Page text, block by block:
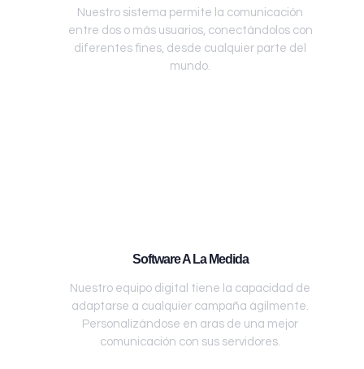
Nuestro sistema permite la comunicación
entre dos o más usuarios, conectándolos con
diferentes fines, desde cualquier parte del
mundo.
Software A La Medida
Nuestro equipo digital tiene la capacidad de
adaptarse a cualquier campaña ágilmente.
Personalizándose en aras de una mejor
comunicación con sus servidores.